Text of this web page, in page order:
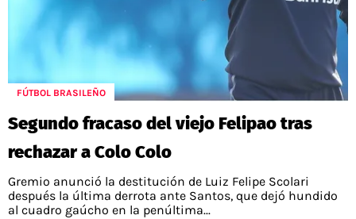
FÚTBOL BRASILEÑO
Segundo fracaso del viejo Felipao tras
rechazar a Colo Colo
Gremio anunció la destitución de Luiz Felipe Scolari
después la última derrota ante Santos, que dejó hundido
al cuadro gaúcho en la penúltima...